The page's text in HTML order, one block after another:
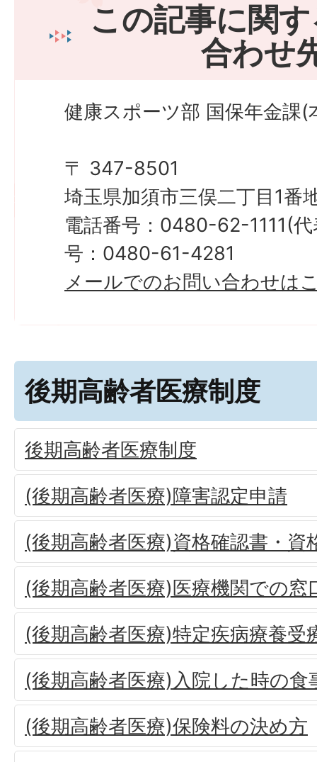
この記事に関
合わせ
健康スポーツ部 国保年金課(
〒 347-8501
埼玉県加須市三俣二丁目1番
電話番号：0480-62-1111(
号：0480-61-4281
メールでのお問い合わせは
後期高齢者医療制度
後期高齢者医療制度
(後期高齢者医療)障害認定申請
(後期高齢者医療)資格確認書・資
(後期高齢者医療)医療機関での窓
(後期高齢者医療)特定疾病療養受
(後期高齢者医療)入院した時の食
(後期高齢者医療)保険料の決め方